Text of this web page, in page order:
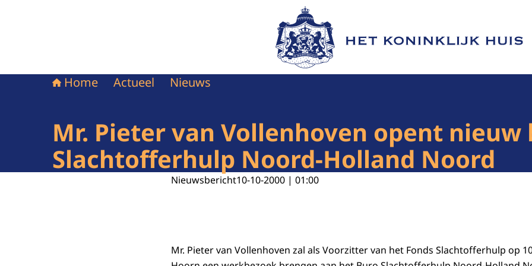
Naar de homepage van Het Koninklijk Huis
Home Actueel Nieuws
Mr. Pieter van Vollenhoven opent
Slachtofferhulp Noord-Holland Noord
Nieuwsbericht10-10-2000 | 01:00
Mr. Pieter van Vollenhoven zal als Voorzitter van het Fonds Slachtofferhulp op